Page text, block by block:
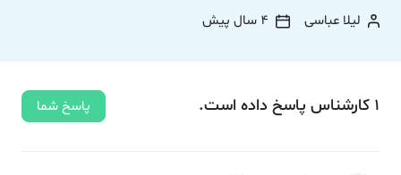
لیلا عباسی 4 سال پیش
1 کارشناس پاسخ داده‌ است. پاسخ شما